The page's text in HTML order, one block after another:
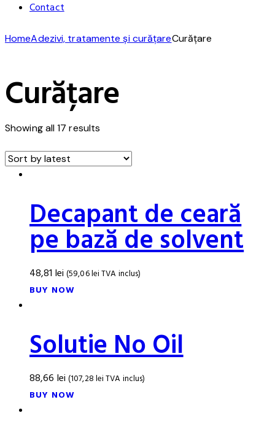
Contact
HomeAdezivi, tratamente și curățareCurățare
Curățare
Showing all 17 results
Decapant de ceară
pe bază de solvent
48,81 lei (59,06lei TVA inclus)
BUY NOW
Solutie No Oil
88,66 lei (107,28 lei TVA inclus)
BUY NOW